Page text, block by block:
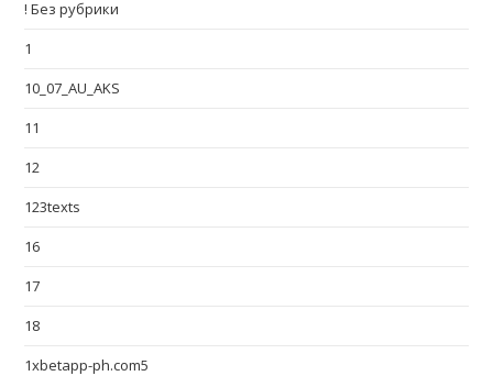
! Без рубрики
1
10_07_AU_AKS
11
12
123texts
16
17
18
1xbetapp-ph.com5